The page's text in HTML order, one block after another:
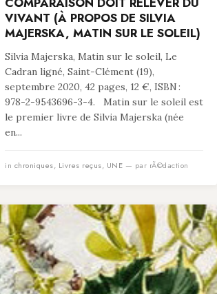
VIVANT (À PROPOS DE SILVIA
MAJERSKA, MATIN SUR LE SOLEIL)
Silvia Majerska, Matin sur le soleil, Le
Cadran ligné, Saint-Clément (19),
septembre 2020, 42 pages, 12 €, ISBN :
978-2-9543696-3-4. Matin sur le soleil est
le premier livre de Silvia Majerska (née
en...
in chroniques, Livres reçus, UNE — par rÃ©daction